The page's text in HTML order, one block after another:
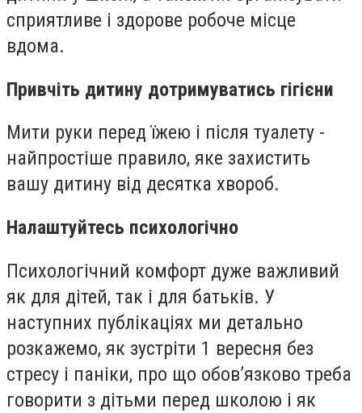
сприятливе і здорове робоче місце
вдома.
Привчіть дитину дотримуватись гігієни
Мити руки перед їжею і після туалету -
найпростіше правило, яке захистить
вашу дитину від десятка хвороб.
Налаштуйтесь психологічно
Психологічний комфорт дуже важливий
як для дітей, так і для батьків. У
наступних публікаціях ми детально
розкажемо, як зустріти 1 вересня без
стресу і паніки, про що обов’язково треба
говорити з дітьми перед школою і як